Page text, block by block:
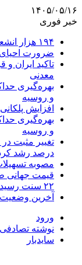
۱۴۰۵/۰۵/۱۶
خبر فوری
۱۹۴ هزار انشعاب غیر مجاز از شبکه برق جمع‌آوری شد
ضرورت احیای
تاکید ایران
معدنی
بهره‌گیری
و روسیه
افزایش
بهره‌گیری
و روسیه
درصد رشد
مصوبه
۲۲ سنت رسید
آخرین
ورود
نوشته تصادفی
سایدبار